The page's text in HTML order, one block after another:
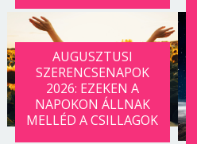
AUGUSZTUSI
SZERENCSENAPOK
2026: EZEKEN A
NAPOKON ÁLLNAK
MELLÉD A CSILLAGOK